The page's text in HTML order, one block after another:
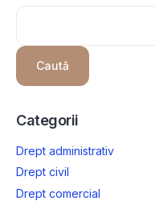
Caută
Categorii
Drept administrativ
Drept civil
Drept comercial